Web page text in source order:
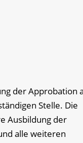
der Approbation
Stelle. Die
Ausbildung der
alle weiteren